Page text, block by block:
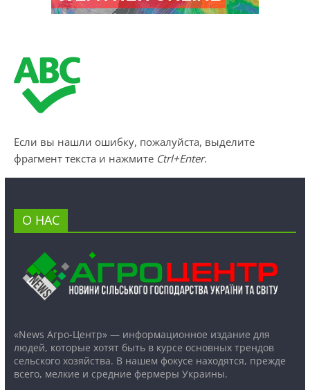
Если вы нашли ошибку, пожалуйста, выделите
фрагмент текста и нажмите Ctrl+Enter.
О НАС
«News Агро-Центр» — информационное издание для
людей, которые хотят быть в курсе основных трендов
сельского хозяйства. В нашем фокусе находятся, прежде
всего, мелкие и средние фермеры Украины.